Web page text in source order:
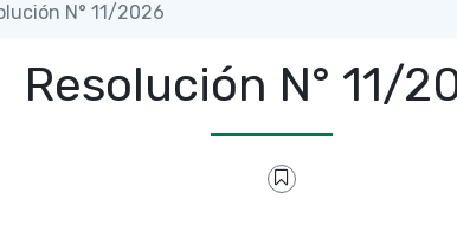
N° 11/2026
Resolución N° 11/